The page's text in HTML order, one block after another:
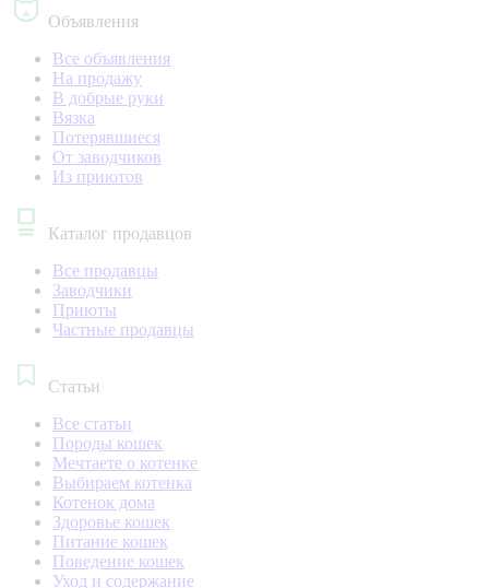
Объявления
Все объявления
На продажу
В добрые руки
Вязка
Потерявшиеся
От заводчиков
Из приютов
Каталог продавцов
Все продавцы
Заводчики
Приюты
Частные продавцы
Статьи
Все статьи
Породы кошек
Мечтаете о котенке
Выбираем котенка
Котенок дома
Здоровье кошек
Питание кошек
Поведение кошек
Уход и содержание